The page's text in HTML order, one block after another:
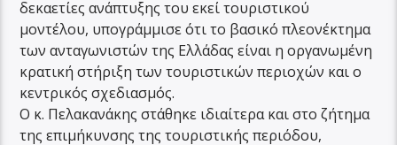
δεκαετίες ανάπτυξης του εκεί τουριστικού
μοντέλου, υπογράμμισε ότι το βασικό πλεονέκτημα
των ανταγωνιστών της Ελλάδας είναι η οργανωμένη
κρατική στήριξη των τουριστικών περιοχών και ο
κεντρικός σχεδιασμός.
Ο κ. Πελακανάκης στάθηκε ιδιαίτερα και στο ζήτημα
της επιμήκυνσης της τουριστικής περιόδου,